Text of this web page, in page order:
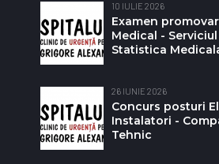
10 IULIE 2026
Examen
Medical -
Statistica
26 IUNIE 2026
Concurs posturi
Instalatori -
Tehnic